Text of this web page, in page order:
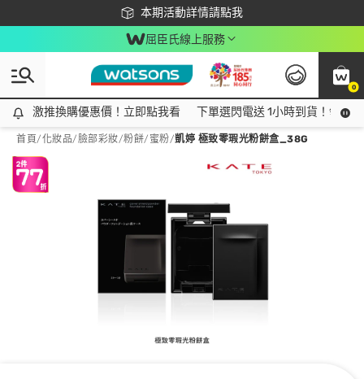
本期活動詳情請點我
下載app最高回饋$350
屈臣氏線上服務
0
激推換購優惠價！立即點我看
激推換購優惠價！立即點我看 下單選閃電送 1小時到貨！領神
首頁/化妝品/臉部彩妝/粉餅/蜜粉/凱婷 極致零瑕光粉餅盒_38G